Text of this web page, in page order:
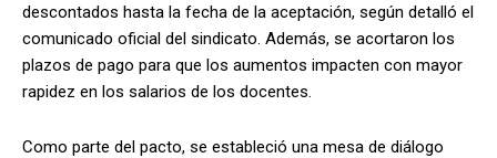
descontados hasta la fecha de la aceptación, según detalló el
comunicado oficial del sindicato. Además, se acortaron los
plazos de pago para que los aumentos impacten con mayor
rapidez en los salarios de los docentes.
Como parte del pacto, se estableció una mesa de diálogo